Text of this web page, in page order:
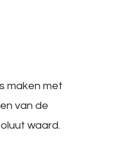
maken met
van de
waard.